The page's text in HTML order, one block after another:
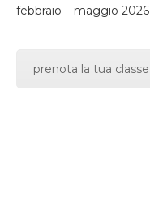
febbraio – maggio 2026
prenota la tua classe